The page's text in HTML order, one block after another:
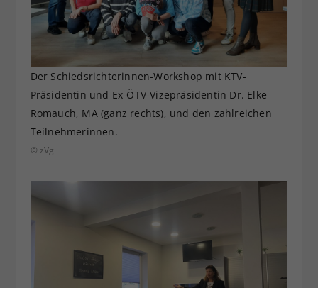
Der Schiedsrichterinnen-Workshop mit KTV-
Präsidentin und Ex-ÖTV-Vizepräsidentin Dr. Elke
Romauch, MA (ganz rechts), und den zahlreichen
Teilnehmerinnen.
© zVg